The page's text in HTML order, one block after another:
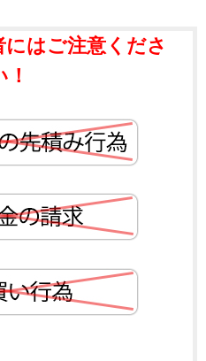
にはご注意くださ
！